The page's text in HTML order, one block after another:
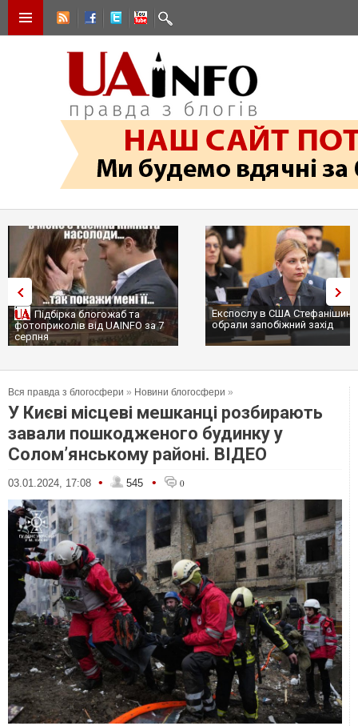
Підбірка блогожаб та
фотоприколів від UAINFO за 7
серпня
Експослу в США
обрали запобіжний захід
Вся правда з блогосфери » Новини блогосфери »
У Києві місцеві мешканці розбирають
завали пошкодженого будинку у
Солом’янському районі. ВІДЕО
03.01.2024, 17:08 • 545 • 0